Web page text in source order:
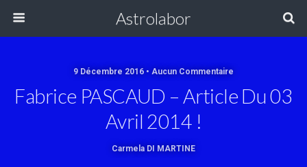
Astrolabor
9 Décembre 2016 • Aucun Commentaire
Fabrice PASCAUD – Article Du 03
Avril 2014 !
Carmela DI MARTINE